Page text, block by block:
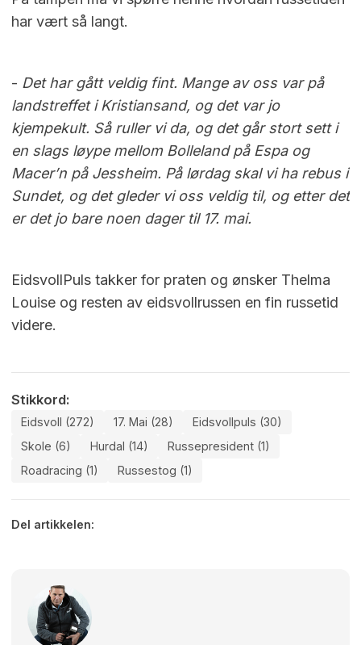
har vært så langt.
- Det har gått veldig fint. Mange av oss var på
landstreffet i Kristiansand, og det var jo
kjempekult. Så ruller vi da, og det går stort sett i
en slags løype mellom Bolleland på Espa og
Macer’n på Jessheim. På lørdag skal vi ha rebus i
Sundet, og det gleder vi oss veldig til, og etter det
er det jo bare noen dager til 17. mai.
EidsvollPuls takker for praten og ønsker Thelma
Louise og resten av eidsvollrussen en fin russetid
videre.
Stikkord:
Eidsvoll (272) 17. Mai (28)
Eidsvollpuls (30)
Skole (6)
Hurdal (14)
Russepresident (1)
Roadracing (1)
Russestog (1)
Del artikkelen: